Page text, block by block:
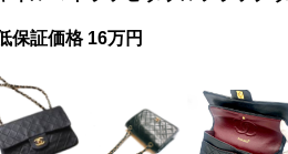
保証価格 16万円